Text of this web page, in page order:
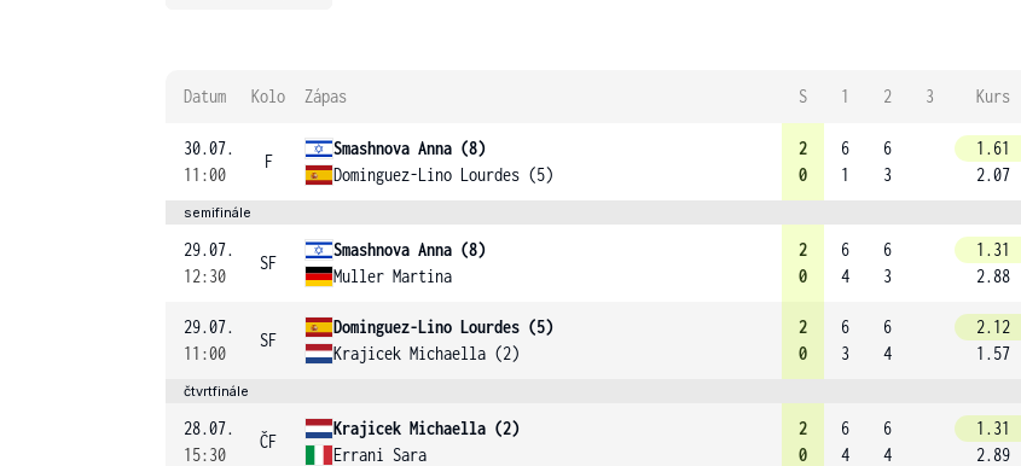
Datum Kolo Zápas S 1 2 3 Kurs
30.07.
11:00
F
Smashnova Anna (8)
Dominguez-Lino Lourdes (5)
2
0
6
1
6
3
1.61
2.07
semifinále
29.07.
12:30
SF
Smashnova Anna (8)
Muller Martina
2
0
6
4
6
3
1.31
2.88
29.07.
11:00
SF
Dominguez-Lino Lourdes (5)
Krajicek Michaella (2)
2
0
6
3
6
4
2.12
1.57
čtvrtfinále
28.07.
15:30
ČF
Krajicek Michaella (2)
Errani Sara
2
0
6
4
6
4
1.31
2.89